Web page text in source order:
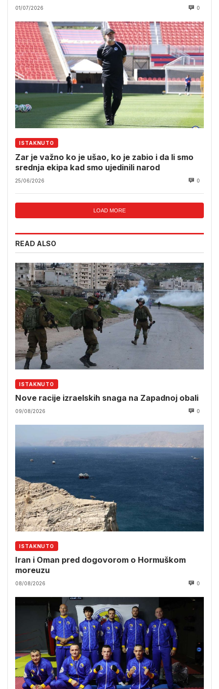
01/07/2026 0
ISTAKNUTO
Zar je važno ko je ušao, ko je zabio i da li smo
srednja ekipa kad smo ujedinili narod
25/06/2026 0
LOAD MORE
READ ALSO
ISTAKNUTO
Nove racije izraelskih snaga na Zapadnoj obali
09/08/2026 0
ISTAKNUTO
Iran i Oman pred dogovorom o Hormuškom
moreuzu
08/08/2026 0